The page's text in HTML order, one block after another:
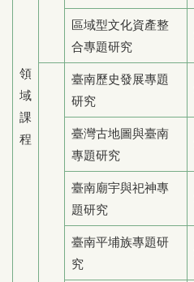
領
域
課
程
區域型文化資產整
合專題研究
臺南歷史發展專題
研究
臺灣古地圖與臺南
專題研究
臺南廟宇與祀神專
題研究
臺南平埔族專題研
究